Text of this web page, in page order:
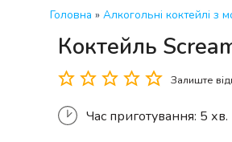
Головна » Алкогольні коктейлі з
Коктейль
Залиште
Час приготування: 5 хв.